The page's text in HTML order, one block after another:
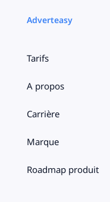
Adverteasy
Tarifs
A propos
Carrière
Marque
Roadmap produit